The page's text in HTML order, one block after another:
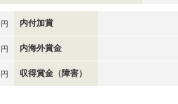
円 内付加賞
円 内海外賞金
円 収得賞金（障害）